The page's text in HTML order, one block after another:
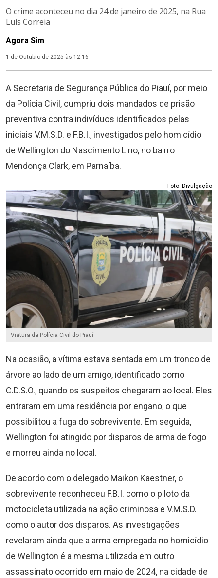
O crime aconteceu no dia 24 de janeiro de 2025, na Rua
Luís Correia
Agora Sim
1 de Outubro de 2025 às 12:16
A Secretaria de Segurança Pública do Piauí, por meio
da Polícia Civil, cumpriu dois mandados de prisão
preventiva contra indivíduos identificados pelas
iniciais V.M.S.D. e F.B.I., investigados pelo homicídio
de Wellington do Nascimento Lino, no bairro
Mendonça Clark, em Parnaíba.
Foto: Divulgação
Viatura da Polícia Civil do Piauí
Na ocasião, a vítima estava sentada em um tronco de
árvore ao lado de um amigo, identificado como
C.D.S.O., quando os suspeitos chegaram ao local. Eles
entraram em uma residência por engano, o que
possibilitou a fuga do sobrevivente. Em seguida,
Wellington foi atingido por disparos de arma de fogo
e morreu ainda no local.
De acordo com o delegado Maikon Kaestner, o
sobrevivente reconheceu F.B.I. como o piloto da
motocicleta utilizada na ação criminosa e V.M.S.D.
como o autor dos disparos. As investigações
revelaram ainda que a arma empregada no homicídio
de Wellington é a mesma utilizada em outro
assassinato ocorrido em maio de 2024, na cidade de